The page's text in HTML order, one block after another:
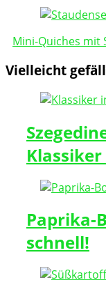
Mini-Quiches mit
Vielleicht
Paprika-
schnell!